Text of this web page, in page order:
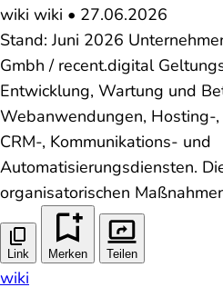
wiki wiki • 27.06.2026
Stand: Juni 2026
Gmbh / recent.digital
Entwicklung, Wartung und
Webanwendungen, Hosting-
CRM-, Kommunikations- und
Automatisierungsdiensten.
organisatorischen
Link Merken Teilen
wiki